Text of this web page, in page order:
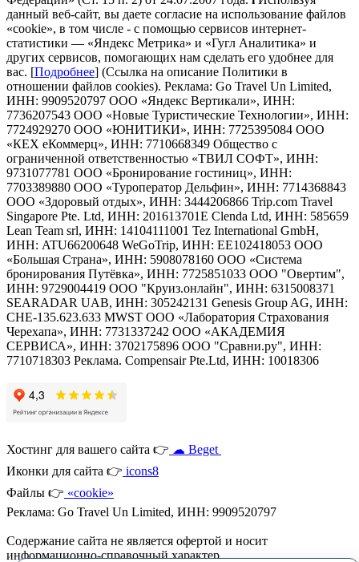
данный веб-сайт, вы даете согласие на использование файлов
«cookie», в том числе - с помощью сервисов интернет-
статистики — «Яндекс Метрика» и «Гугл Аналитика» и
других сервисов, помогающих нам сделать его удобнее для
вас. [Подробнее] (Ссылка на описание Политики в
отношении файлов cookies). Реклама: Go Travel Un Limited,
ИНН: 9909520797 ООО «Яндекс Вертикали», ИНН:
7736207543 ООО «Новые Туристические Технологии», ИНН:
7724929270 ООО «ЮНИТИКИ», ИНН: 7725395084 ООО
«КЕХ еКоммерц», ИНН: 7710668349 Общество с
ограниченной ответственностью «ТВИЛ СОФТ», ИНН:
9731077781 ООО «Бронирование гостиниц», ИНН:
7703389880 ООО «Туроператор Дельфин», ИНН: 7714368843
ООО «Здоровый отдых», ИНН: 3444206866 Trip.com Travel
Singapore Pte. Ltd, ИНН: 201613701E Clenda Ltd, ИНН: 585659
Lean Team srl, ИНН: 14104111001 Tez International GmbH,
ИНН: ATU66200648 WeGoTrip, ИНН: EE102418053 ООО
«Большая Страна», ИНН: 5908078160 ООО «Система
бронирования Путёвка», ИНН: 7725851033 ООО "Овертим",
ИНН: 9729004419 ООО "Круиз.онлайн", ИНН: 6315008371
SEARADAR UAB, ИНН: 305242131 Genesis Group AG, ИНН:
CHE-135.623.633 MWST ООО «Лаборатория Страхования
Черехапа», ИНН: 7731337242 ООО «АКАДЕМИЯ
СЕРВИСА», ИНН: 3702175896 OOO "Сравни.ру", ИНН:
7710718303 Реклама. Compensair Pte.Ltd, ИНН: 10018306
Хостинг для вашего сайта 👉 ☁ Beget
Иконки для сайта 👉 icons8
Файлы 👉 «cookie»
Реклама: Go Travel Un Limited, ИНН: 9909520797
Содержание сайта не является офертой и носит
информационно-справочный характер.